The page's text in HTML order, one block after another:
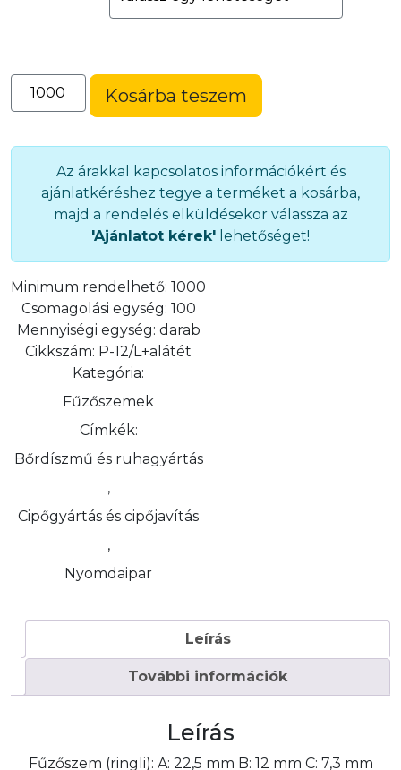
12-
es
(ringli)
12/L+alátét)
Kosárba teszem
Az árakkal kapcsolatos információkért és
ajánlatkéréshez tegye a terméket a kosárba,
majd a rendelés elküldésekor válassza az
'Ajánlatot kérek' lehetőséget!
Minimum rendelhető: 1000
Csomagolási egység: 100
Mennyiségi egység: darab
Cikkszám: P-12/L+alátét
Kategória:
Fűzőszemek
Címkék:
Bőrdíszmű és ruhagyártás
,
Cipőgyártás és cipőjavítás
,
Nyomdaipar
Leírás
További információk
Leírás
Fűzőszem (ringli): A: 22,5 mm B: 12 mm C: 7,3 mm